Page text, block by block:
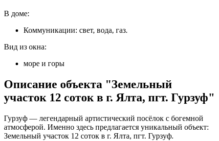
В доме:
Коммуникации: свет, вода, газ.
Вид из окна:
море и горы
Описание объекта "Земельный
участок 12 соток в г. Ялта, пгт. Гурзуф"
Гурзуф — легендарный артистический посёлок с богемной
атмосферой. Именно здесь предлагается уникальный объект:
Земельный участок 12 соток в г. Ялта, пгт. Гурзуф.